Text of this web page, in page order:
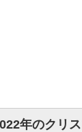
年のクリ